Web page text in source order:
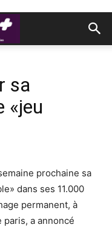
sa
«jeu
prochaine sa
dans ses 11.000
permanent, à
a annoncé